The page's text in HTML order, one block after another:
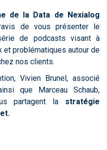
de la Data de Nexialog
de vous présenter le
de podcasts visant à
et problématiques autour de
nos clients.
Vivien Brunel, associé
que Marceau Schaub,
partagent la stratégie